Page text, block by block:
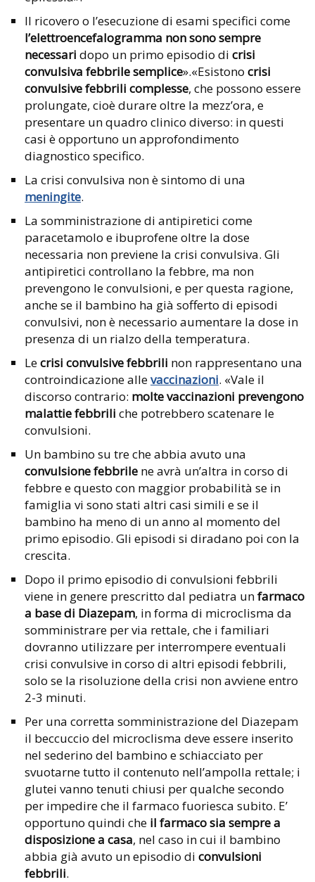
Il ricovero o l’esecuzione di esami specifici come
l’elettroencefalogramma non sono sempre
necessari dopo un primo episodio di crisi
convulsiva febbrile semplice».«Esistono crisi
convulsive febbrili complesse, che possono essere
prolungate, cioè durare oltre la mezz’ora, e
presentare un quadro clinico diverso: in questi
casi è opportuno un approfondimento
diagnostico specifico.
La crisi convulsiva non è sintomo di una
meningite.
La somministrazione di antipiretici come
paracetamolo e ibuprofene oltre la dose
necessaria non previene la crisi convulsiva. Gli
antipiretici controllano la febbre, ma non
prevengono le convulsioni, e per questa ragione,
anche se il bambino ha già sofferto di episodi
convulsivi, non è necessario aumentare la dose in
presenza di un rialzo della temperatura.
Lecrisi convulsive febbrili non rappresentano una
controindicazione allevaccinazioni. «Vale il
discorso contrario: molte vaccinazioni prevengono
malattie febbrili che potrebbero scatenare le
convulsioni.
Un bambino su tre che abbia avuto una
convulsione febbrile ne avrà un’altra in corso di
febbre e questo con maggior probabilità se in
famiglia vi sono stati altri casi simili e se il
bambino ha meno di un anno al momento del
primo episodio. Gli episodi si diradano poi con la
crescita.
Dopo il primo episodio di convulsioni febbrili
viene in genere prescritto dal pediatra unfarmaco
a base di Diazepam, in forma di microclisma da
somministrare per via rettale, che i familiari
dovranno utilizzare per interrompere eventuali
crisi convulsive in corso di altri episodi febbrili,
solo se la risoluzione della crisi non avviene entro
2-3 minuti.
Per una corretta somministrazione del Diazepam
il beccuccio del microclisma deve essere inserito
nel sederino del bambino e schiacciato per
svuotarne tutto il contenuto nell’ampolla rettale; i
glutei vanno tenuti chiusi per qualche secondo
per impedire che il farmaco fuoriesca subito. E’
opportuno quindi che il farmaco sia sempre a
disposizione a casa, nel caso in cui il bambino
abbia già avuto un episodio di convulsioni
febbrili.